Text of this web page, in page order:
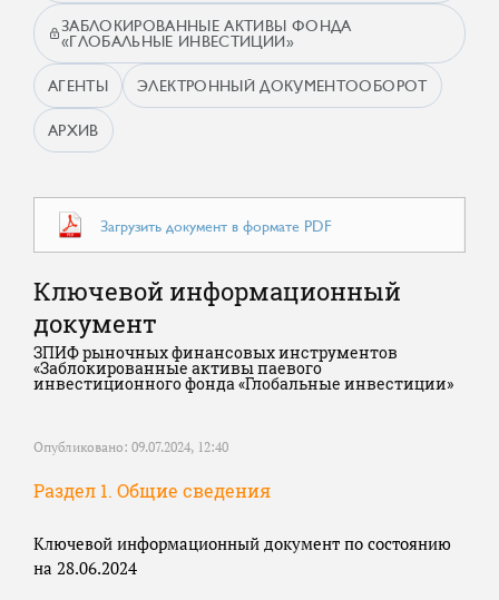
ЗАБЛОКИРОВАННЫЕ АКТИВЫ ФОНДА
«ГЛОБАЛЬНЫЕ ИНВЕСТИЦИИ»
АГЕНТЫ ЭЛЕКТРОННЫЙ ДОКУМЕНТООБОРОТ
АРХИВ
Загрузить документ в формате PDF
Ключевой информационный
документ
ЗПИФ рыночных финансовых инструментов
«Заблокированные активы паевого
инвестиционного фонда «Глобальные инвестиции»
Опубликовано: 09.07.2024, 12:40
Раздел 1. Общие сведения
Ключевой информационный документ по состоянию
на 28.06.2024